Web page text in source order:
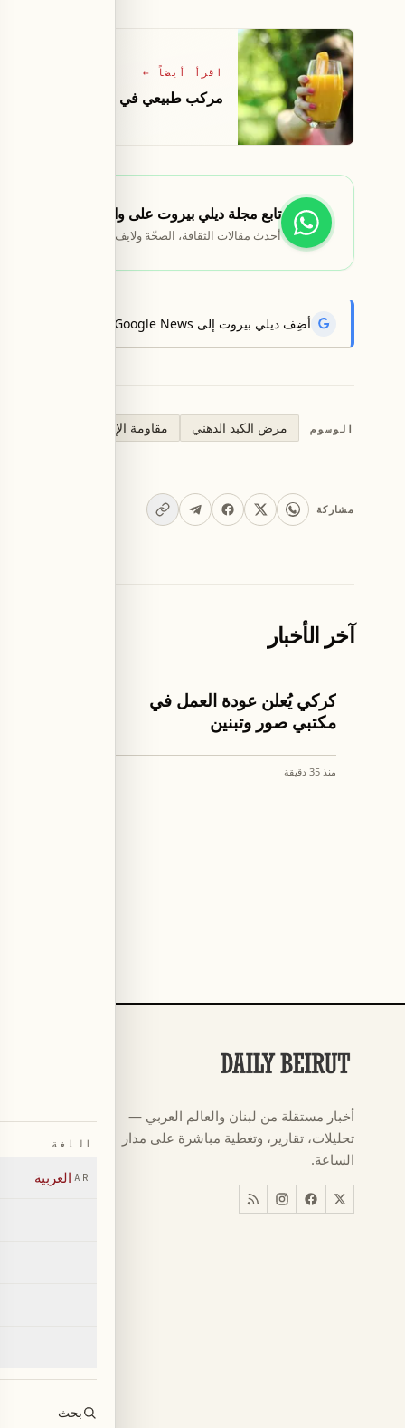
اقرأ أيضاً ←
مركب طبيعي في البرتقال والليمون
تابع مجلة ديلي بيروت على واتساب
أحدث مقالات الثقافة، الصحّة ولايف ستايل تصلك أوّلاً.
أضِف ديلي بيروت إلى Google News لتتلقّى أحدث الأخبار أوّلاً.
الوسوم مرض الكبد الدهني مقاومة الإنسولين
مشاركة
آخر الأخبار
اخبار لبنان
كركي يُعلن عودة العمل في
مكتبي صور وتبنين
منذ 35 دقيقة
أخبار مستقلة من لبنان والعالم العربي —
تحليلات، تقارير، وتغطية مباشرة على مدار
الساعة.
كأس العالم
←أخبار
←اخبار لبنان
اللغة
AR العربية
بحث